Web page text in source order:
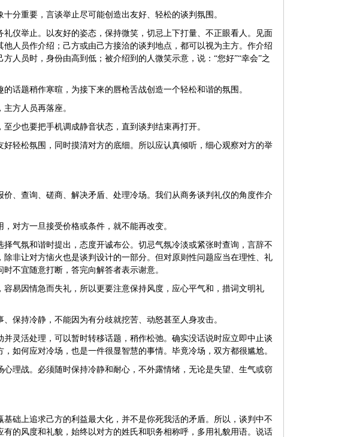
分重要，言谈举止尽可能创造出友好、轻松的谈判氛围。
仪举止。以友好的姿态，保持微笑，切忌上下打量、不正眼看人。见面
人员作介绍；己方或由己方接洽的谈判地点，都可以视为主方。作介绍
人员时，身份由高到低；被介绍到的人微笑示意，说：“您好”“幸会”之
话题稍作寒暄，为接下来的唇枪舌战创造一个轻松和谐的氛围。
方人员再落座。
少也要把手机调成静音状态，直到谈判结束再打开。
好轻松氛围，同时摸清对方的底细。所以应认真倾听，细心观察对方的举
价、查询、磋商、解决矛盾、处理冷场。我们从商务谈判礼仪的角度作介
对方一旦接受价格或条件，就不能再改变。
气氛和谐时提出，态度开诚布公。切忌气氛冷淡或紧张时查询，言辞不
非让对方恼火也是谈判设计的一部分。但对原则性问题应当在理性、礼
不宜随意打断，答完向解答者表示谢意。
容易因情急而失礼，所以更要注意保持风度，应心平气和，措词文明礼
保持冷静，不能因为有分歧就挖苦、动怒甚至人身攻击。
灵活处理，可以暂时转移话题，稍作松弛。确实没话说时应立即中止谈
如何应对冷场，也是一件很显智慧的事情。毕竟冷场，双方都很尴尬。
心理战。必须随时保持冷静和耐心，不外露情绪，无论是失望、生气或窃
础上追求己方的利益最大化，并不是你死我活的矛盾。所以，谈判中不
的风度和礼貌，始终以对方的姓氏和职务相称呼，多用礼貌用语。说话